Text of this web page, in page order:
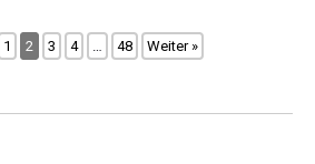
1 2 3 4 48 Weiter »